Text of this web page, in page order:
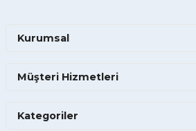
Kurumsal
Müşteri Hizmetleri
Kategoriler